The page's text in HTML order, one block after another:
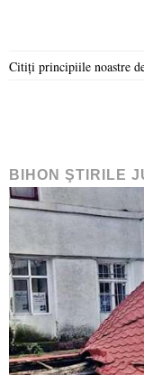
Citiți principiile noastre
BIHON ŞTIRILE